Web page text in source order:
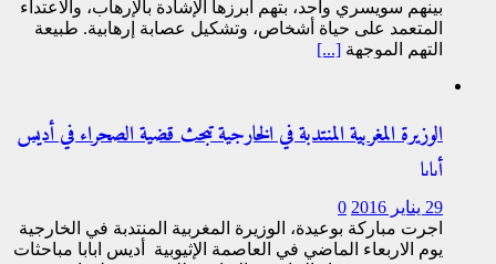
بينهم سويسري واحد، بتهم أبرزها الإشادة بالإرهاب، والاعتداء
المتعمد على حياة أشخاص، وتشكيل عصابة إرهابية. طبيعة
التهم الموجهة [...]
الوزيرة المغربية المنتدبة في الخارجية تبحث قضية الصحراء في أديس
أبابا
29 يناير 2016
0
اجرت مباركة بوعيدة، الوزيرة المغربية المنتدبة في الخارجية
يوم الاربعاء الماضي في العاصمة الإثيوبية أديس ابابا مباحثات